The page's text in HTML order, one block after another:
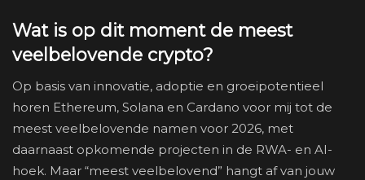
Wat is op dit moment de meest
veelbelovende crypto?
Op basis van innovatie, adoptie en groeipotentieel
horen Ethereum, Solana en Cardano voor mij tot de
meest veelbelovende namen voor 2026, met
daarnaast opkomende projecten in de RWA- en AI-
hoek. Maar “meest veelbelovend” hangt af van jouw